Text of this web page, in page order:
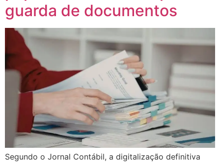
guarda de documentos
Segundo o Jornal Contábil, a digitalização definitiva